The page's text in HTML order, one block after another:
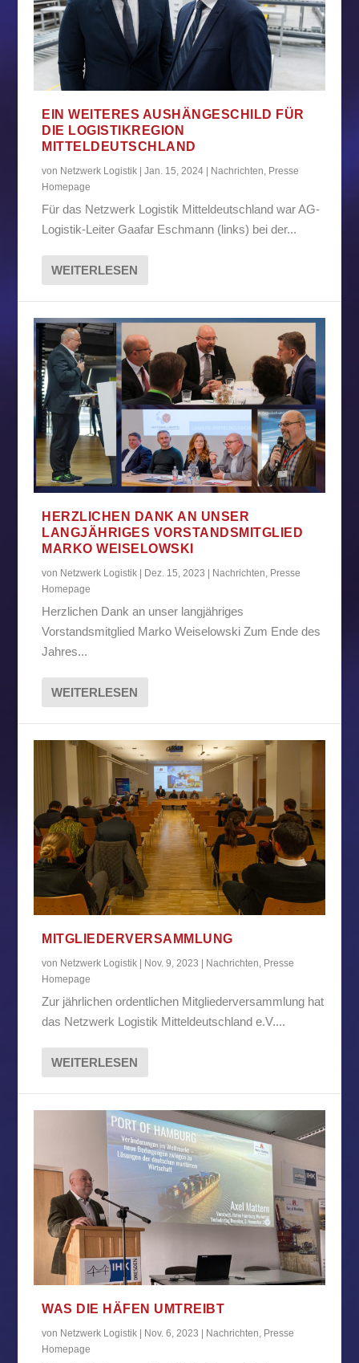
EIN WEITERES AUSHÄNGESCHILD FÜR
DIE LOGISTIKREGION
MITTELDEUTSCHLAND
von Netzwerk Logistik |Jan. 15, 2024 Nachrichten, Presse
Homepage
Für das Netzwerk Logistik Mitteldeutschland war AG-
Logistik-Leiter Gaafar Eschmann (links) bei der...
WEITERLESEN
HERZLICHEN DANK AN UNSER
LANGJÄHRIGES VORSTANDSMITGLIED
MARKO WEISELOWSKI
von Netzwerk Logistik Dez. 15, 2023 Nachrichten, Presse
Homepage
Herzlichen Dank an unser langjähriges
Vorstandsmitglied Marko Weiselowski Zum Ende des
Jahres...
WEITERLESEN
MITGLIEDERVERSAMMLUNG
von Netzwerk Logistik | Nov. 9, 2023 | Nachrichten Presse
Homepage
Zur jährlichen ordentlichen Mitgliederversammlung hat
das Netzwerk Logistik Mitteldeutschland e.V....
WEITERLESEN
WAS DIE HÄFEN UMTREIBT
von Netzwerk Logistik | Nov. 6, 2023 | Nachrichten Presse
Homepage